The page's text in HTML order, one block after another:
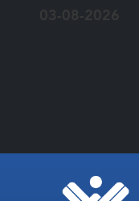
03-08-2026